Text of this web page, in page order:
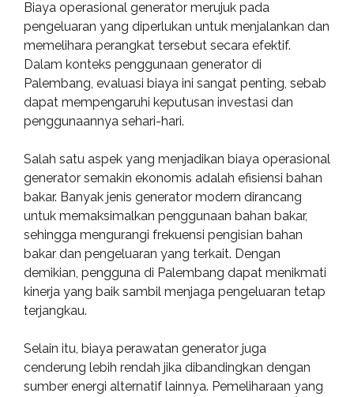
Biaya operasional generator merujuk pada
pengeluaran yang diperlukan untuk menjalankan dan
memelihara perangkat tersebut secara efektif.
Dalam konteks penggunaan generator di
Palembang, evaluasi biaya ini sangat penting, sebab
dapat mempengaruhi keputusan investasi dan
penggunaannya sehari-hari.
Salah satu aspek yang menjadikan biaya operasional
generator semakin ekonomis adalah efisiensi bahan
bakar. Banyak jenis generator modern dirancang
untuk memaksimalkan penggunaan bahan bakar,
sehingga mengurangi frekuensi pengisian bahan
bakar dan pengeluaran yang terkait. Dengan
demikian, pengguna di Palembang dapat menikmati
kinerja yang baik sambil menjaga pengeluaran tetap
terjangkau.
Selain itu, biaya perawatan generator juga
cenderung lebih rendah jika dibandingkan dengan
sumber energi alternatif lainnya. Pemeliharaan yang